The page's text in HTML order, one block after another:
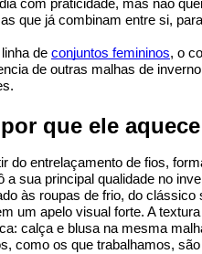
com praticidade, mas não
que já combinam entre si,
de conjuntos femininos, o
de outras malhas de
que ele
do entrelaçamento de fios,
sua principal qualidade no
às roupas de frio, do
um apelo visual forte. A
calça e blusa na mesma
como os que trabalhamos,